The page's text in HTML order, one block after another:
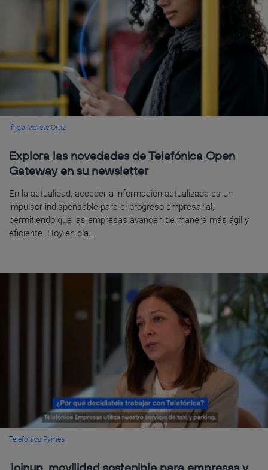
Íñigo Morete Ortiz
Explora las novedades de Telefónica Open
Gateway en su newsletter
En la actualidad, acceder a información actualizada es un
impulsor indispensable para el progreso empresarial,
permitiendo que las empresas avancen de manera más ágil y
eficiente. Hoy en día...
Telefónica Pymes